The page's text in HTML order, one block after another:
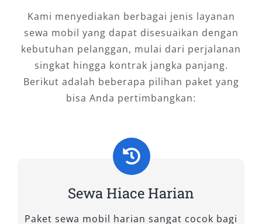
1. Hiace Premio
Hiace Premio adalah pilihan favorit bagi
banyak pelanggan yang mencari keseimbangan
antara desain modern, kenyamanan, dan
14 kursi dengan ruang kaki yang lega, sehingga
ideal untuk mobil keluarga besar atau
Kami menyediakan berbagai jenis layanan
sewa mobil yang dapat disesuaikan dengan
kebutuhan pelanggan, mulai dari perjalanan
singkat hingga kontrak jangka panjang.
Berikut adalah beberapa pilihan paket yang
bisa Anda pertimbangkan:
Sewa Hiace Harian
Paket sewa mobil harian sangat cocok bagi